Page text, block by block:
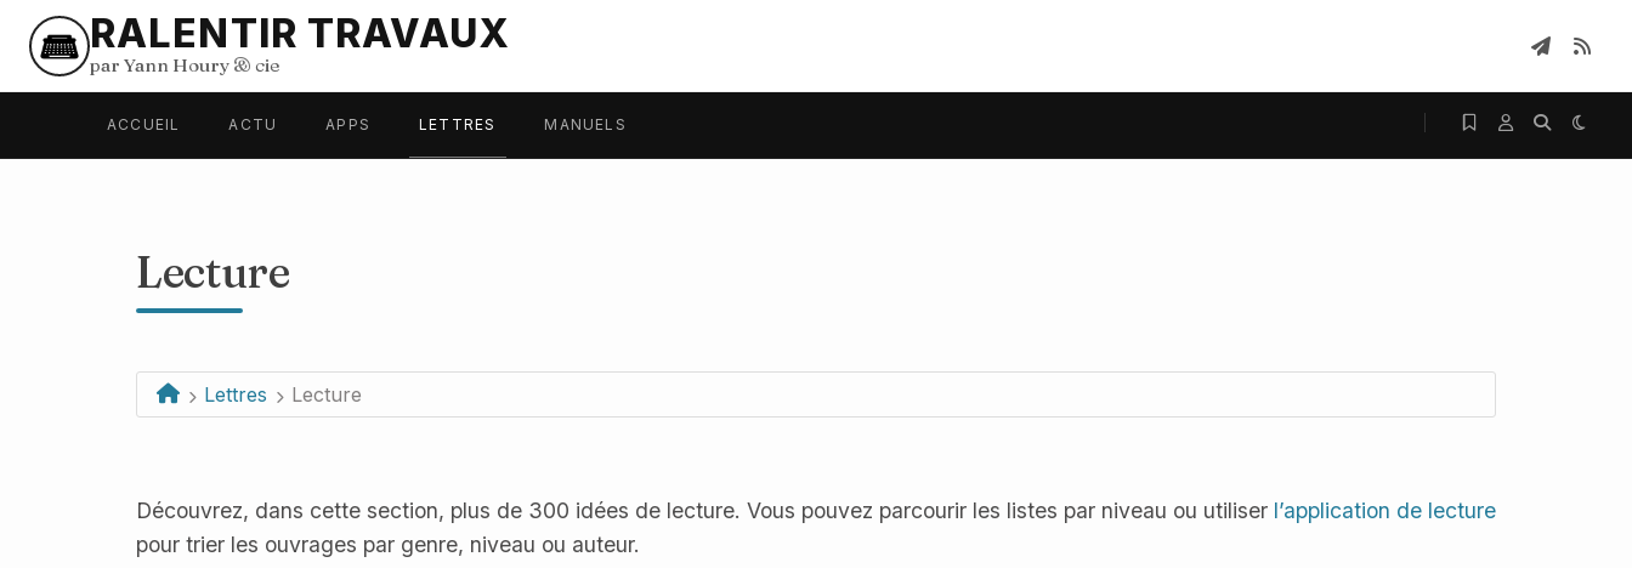
RALENTIR TRAVAUX
par Yann Houry & cie
ACCUEIL ACTU APPS LETTRES MANUELS
Lecture
Lettres Lecture
Découvrez, dans cette section, plus de 300 idées de lecture. Vous pouvez parcourir les listes par niveau ou utiliser l’application de lecture
pour trier les ouvrages par genre, niveau ou auteur.